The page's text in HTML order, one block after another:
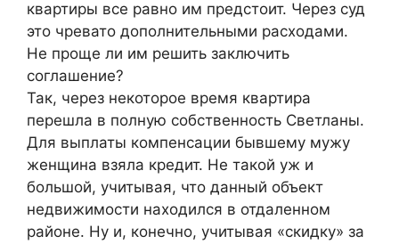
квартиры все равно им предстоит. Через суд
это чревато дополнительными расходами.
Не проще ли им решить заключить
соглашение?
Так, через некоторое время квартира
перешла в полную собственность Светланы.
Для выплаты компенсации бывшему мужу
женщина взяла кредит. Не такой уж и
большой, учитывая, что данный объект
недвижимости находился в отдаленном
районе. Ну и, конечно, учитывая «скидку» за